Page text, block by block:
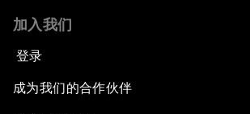
加入我们
登录
成为我们的合作伙伴